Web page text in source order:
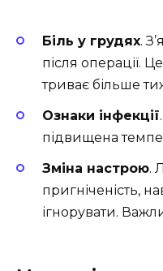
Біль у грудях.
після операції.
триває більше
Ознаки інфекції
підвищена
Зміна настрою.
пригніченість,
ігнорувати.